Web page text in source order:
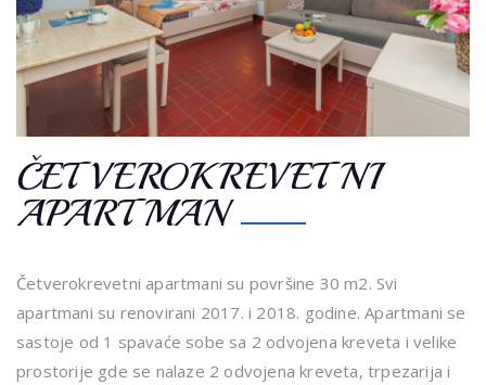
ČETVEROKREVETNI
APARTMAN
Četverokrevetni apartmani su površine 30 m2. Svi
apartmani su renovirani 2017. i 2018. godine. Apartmani se
sastoje od 1 spavaće sobe sa 2 odvojena kreveta i velike
prostorije gde se nalaze 2 odvojena kreveta, trpezarija i